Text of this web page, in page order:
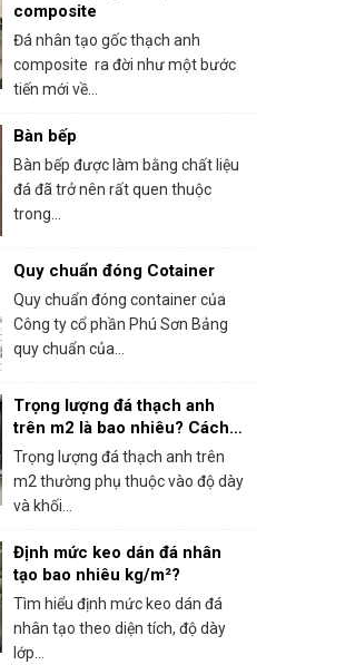
composite
Đá nhân tạo gốc thạch anh
composite ra đời như một bước
tiến mới về...
Bàn bếp
Bàn bếp được làm bằng chất liệu
đá đã trở nên rất quen thuộc
trong...
Quy chuẩn đóng Cotainer
Quy chuẩn đóng container của
Công ty cổ phần Phú Sơn Bảng
quy chuẩn của...
Trọng lượng đá thạch anh
trên m2 là bao nhiêu? Cách
tính theo độ dày
Trọng lượng đá thạch anh trên
m2 thường phụ thuộc vào độ dày
và khối...
Định mức keo dán đá nhân
tạo bao nhiêu kg/m²?
Tìm hiểu định mức keo dán đá
nhân tạo theo diện tích, độ dày
lớp...